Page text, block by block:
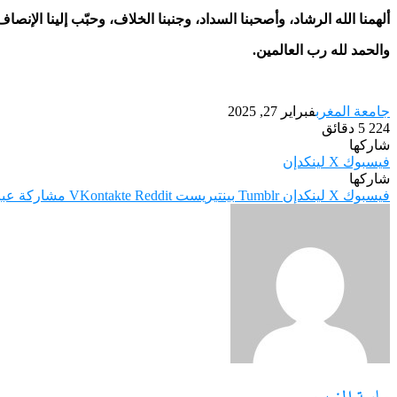
ألهمنا الله الرشاد، وأصحبنا السداد، وجنبنا الخلاف، وحبّب إلينا
والحمد لله رب العالمين.
جامعة المغربفبراير 27, 2025
224 5 دقائق
شاركها
فيسبوك ‫X لينكدإن
شاركها
فيسبوك ‫X لينكدإن بينتيريست مشاركة